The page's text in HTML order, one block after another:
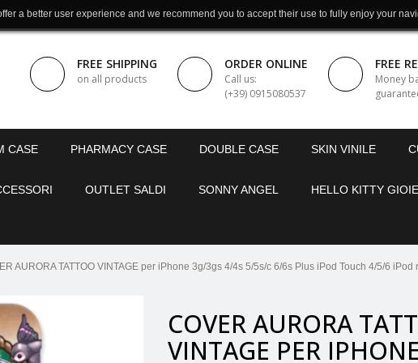
FREE SHIPPING
on all products
ORDER ONLINE
Call us:
(+39) 0915080537
FREE
Money
CASE PHARMACY CASE DOUBLE CASE SKIN VINILE
OUTLET SALDI SONNY ANGEL HELLO KITTY
a better user experience and we recommend you to accept their use to fully enjoy your
AURORA TATTOO VINTAGE per iPhone 3g/3gs 4/4s 5/5s/c 6/6s Plus iPod Touch 4/5/6 iPod
COVER AURORA
VINTAGE PER IPHONE